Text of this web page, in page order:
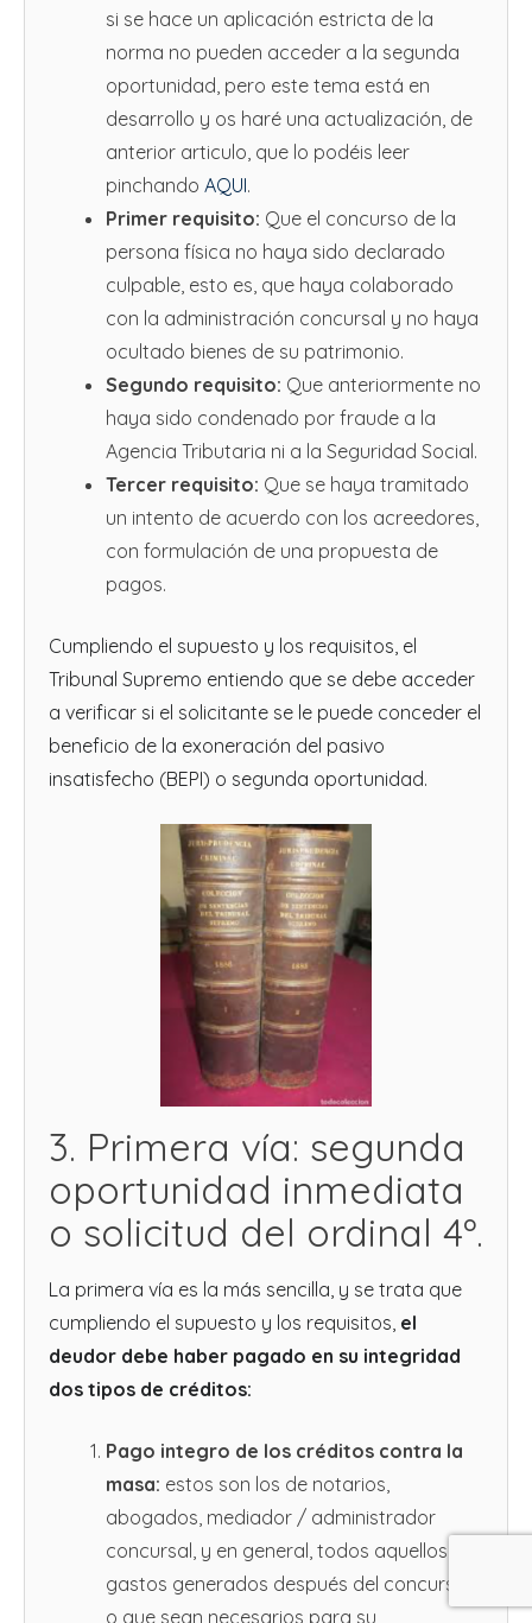
si se hace un aplicación estricta de la
norma no pueden acceder a la segunda
oportunidad, pero este tema está en
desarrollo y os haré una actualización, de
anterior articulo, que lo podéis leer
pinchando AQUI.
Primer requisito: Que el concurso de la
persona física no haya sido declarado
culpable, esto es, que haya colaborado
con la administración concursal y no haya
ocultado bienes de su patrimonio.
Segundo requisito: Que anteriormente no
haya sido condenado por fraude a la
Agencia Tributaria ni a la Seguridad Social.
Tercer requisito: Que se haya tramitado
un intento de acuerdo con los acreedores,
con formulación de una propuesta de
pagos.
Cumpliendo el supuesto y los requisitos, el
Tribunal Supremo entiendo que se debe acceder
a verificar si el solicitante se le puede conceder el
beneficio de la exoneración del pasivo
insatisfecho (BEPI) o segunda oportunidad.
3. Primera vía: segunda
oportunidad inmediata
o solicitud del ordinal 4º.
La primera vía es la más sencilla, y se trata que
cumpliendo el supuesto y los requisitos, el
deudor debe haber pagado en su integridad
dos tipos de créditos:
Pago integro de los créditos contra la
masa: estos son los de notarios,
abogados, mediador / administrador
concursal, y en general, todos aquellos
gastos generados después del concurso,
o que sean necesarios para su